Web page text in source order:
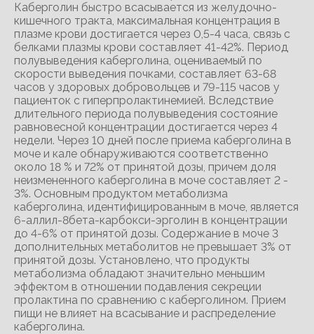
Каберголин быстро всасывается из желудочно-
кишечного тракта, максимальная концентрация в
плазме крови достигается через 0,5-4 часа, связь с
белками плазмы крови составляет 41-42%. Период
полувыведения каберголина, оцениваемый по
скорости выведения почками, составляет 63-68
часов у здоровых добровольцев и 79-115 часов у
пациенток с гиперпролактинемией. Вследствие
длительного периода полувыведения состояние
равновесной концентрации достигается через 4
недели. Через 10 дней после приема каберголина в
моче и кале обнаруживаются соответственно
около 18 % и 72% от принятой дозы, причем доля
неизмененного каберголина в моче составляет 2 -
3%. Основным продуктом метаболизма
каберголина, идентифицированным в моче, является
6-аллил-8бета-карбокси-эрголин в концентрации
до 4-6% от принятой дозы. Содержание в моче 3
дополнительных метаболитов не превышает 3% от
принятой дозы. Установлено, что продукты
метаболизма обладают значительно меньшим
эффектом в отношении подавления секреции
пролактина по сравнению с каберголином. Прием
пищи не влияет на всасывание и распределение
каберголина.